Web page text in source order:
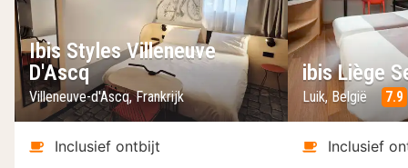
Ibis Styles Villeneuve
D'Ascq
Villeneuve-d'Ascq, Frankrijk
Inclusief ontbijt
ibis Liège
Luik, België 7.9
Inclusief